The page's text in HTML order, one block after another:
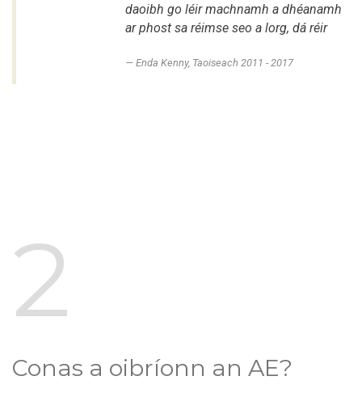
daoibh go léir machnamh a dhéanamh
ar phost sa réimse seo a lorg, dá réir
Enda Kenny, Taoiseach 2011 - 2017
2
Conas a oibríonn an AE?